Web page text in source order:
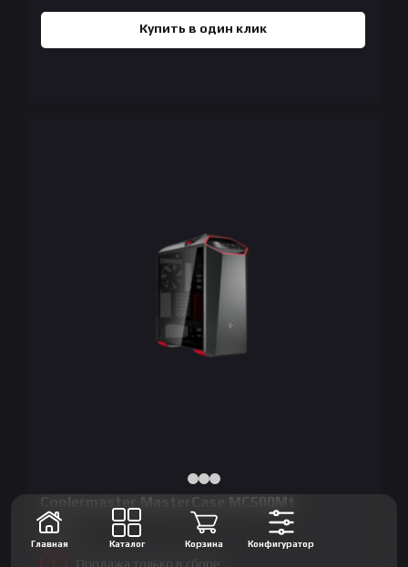
Купить в один клик
Coolermaster MasterCase MC500Mt
0сум
Продажа только в сборе
Главная Каталог Корзина Конфигуратор